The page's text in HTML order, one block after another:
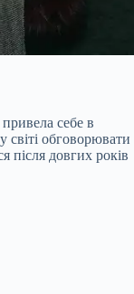
себе в
світі обговорювати
після довгих років